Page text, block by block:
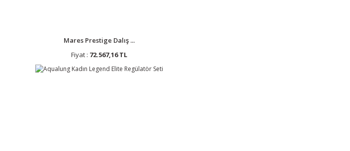
Mares Prestige Dalış ...
Fiyat : 72.567,16 TL